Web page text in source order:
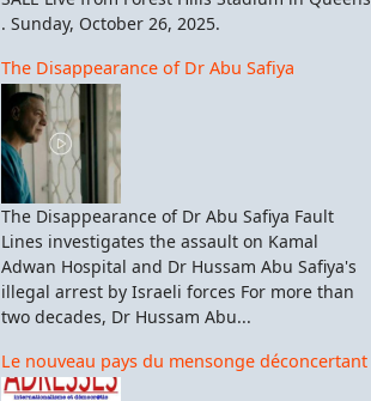
. Sunday, October 26, 2025.
The Disappearance of Dr Abu Safiya
The Disappearance of Dr Abu Safiya Fault
Lines investigates the assault on Kamal
Adwan Hospital and Dr Hussam Abu Safiya's
illegal arrest by Israeli forces For more than
two decades, Dr Hussam Abu...
Le nouveau pays du mensonge déconcertant